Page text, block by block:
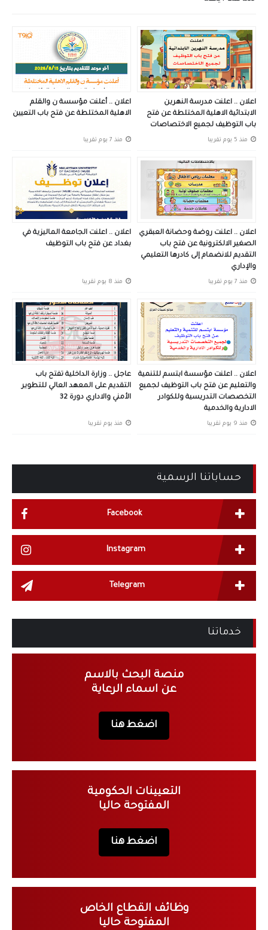
اعلان .. اعلنت مدرسة النهرين
الابتدائية الاهلية المختلطة عن فتح
باب التوظيف لجميع الاختصاصات
منذ 5 يوم تقريبا
اعلان .. أعلنت مؤسسة ن والقلم
الاهلية المختلطة عن فتح باب التعيين
منذ 7 يوم تقريبا
اعلان .. اعلنت روضة وحضانة العبقري
الصغير الالكترونية عن فتح باب
التقديم للانضمام إلى كادرها التعليمي
والإداري
منذ 7 يوم تقريبا
اعلان .. اعلنت الجامعة الماليزية في
بغداد عن فتح باب التوظيف
منذ 8 يوم تقريبا
اعلان .. اعلنت مؤسسة ابتسم للتنمية
والتعليم عن فتح باب التوظيف لجميع
التخصصات التدريسية وللكوادر
الادارية والخدمية
منذ 9 يوم تقريبا
عاجل .. وزارة الداخلية تفتح باب
التقديم على المعهد العالي للتطوير
الأمني والاداري دورة 32
منذ يوم تقريبا
حساباتنا الرسمية
Facebook
Instagram
Telegram
خدماتنا
منصة البحث بالاسم
عن اسماء الرعاية
اضغط هنا
التعيينات الحكومية
المفتوحة حاليا
اضغط هنا
وظائف القطاع الخاص
المفتوحة حاليا